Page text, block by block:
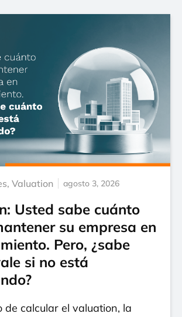
, Valuation agosto 3, 2026
Usted sabe cuánto
su empresa en
Pero, ¿sabe
si no está
de calcular el valuation, la